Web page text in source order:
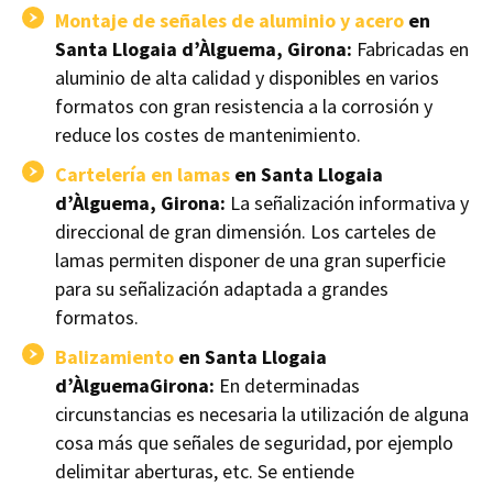
Montaje de señales de aluminio y acero en
Santa Llogaia d’Àlguema, Girona: Fabricadas en
aluminio de alta calidad y disponibles en varios
formatos con gran resistencia a la corrosión y
reduce los costes de mantenimiento.
Cartelería en lamas en Santa Llogaia
d’Àlguema, Girona: La señalización informativa y
direccional de gran dimensión. Los carteles de
lamas permiten disponer de una gran superficie
para su señalización adaptada a grandes
formatos.
Balizamiento en Santa Llogaia
d’ÀlguemaGirona: En determinadas
circunstancias es necesaria la utilización de alguna
cosa más que señales de seguridad, por ejemplo
delimitar aberturas, etc. Se entiende